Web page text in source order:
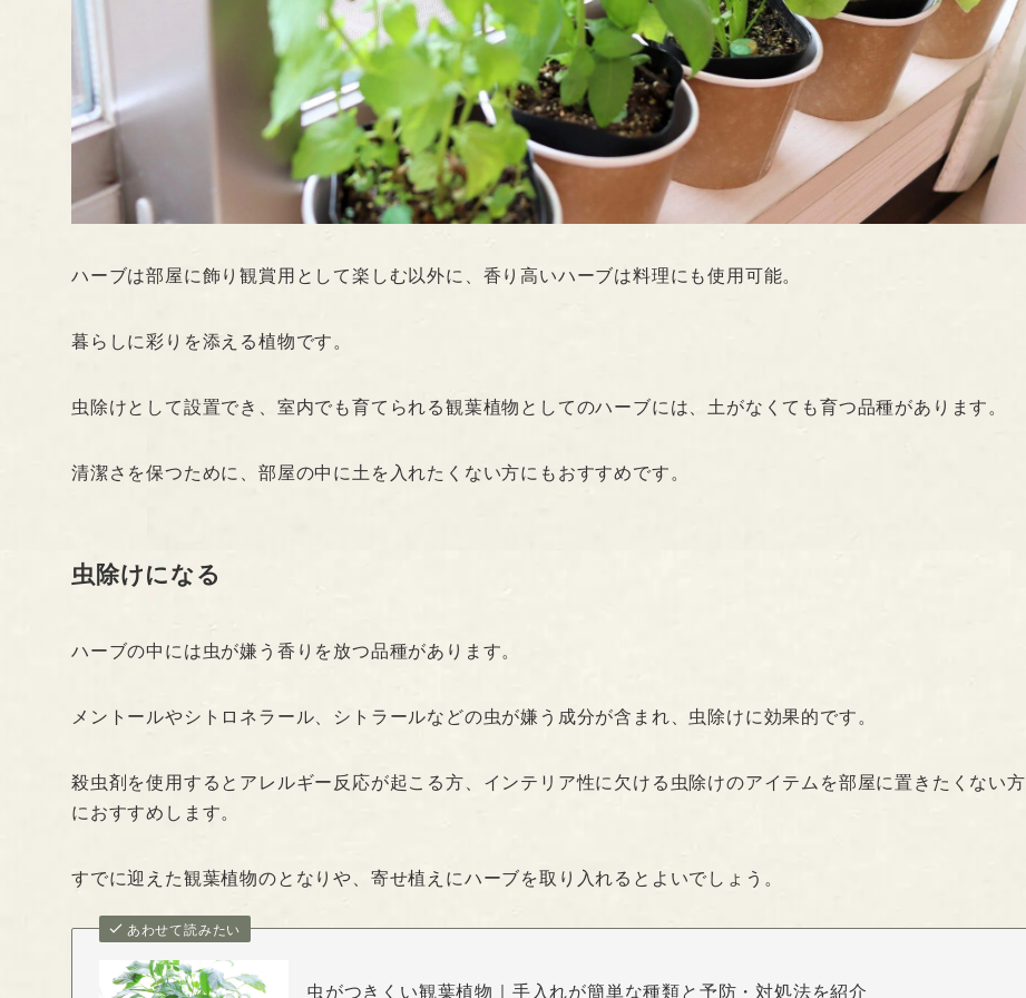
ハーブは部屋に飾り観賞用として楽しむ以外に、香り高いハーブは料理にも使用可能。
暮らしに彩りを添える植物です。
虫除けとして設置でき、室内でも育てられる観葉植物としてのハーブには、土がなくても育つ品種があります。
清潔さを保つために、部屋の中に土を入れたくない方にもおすすめです。
虫除けになる
ハーブの中には虫が嫌う香りを放つ品種があります。
メントールやシトロネラール、シトラールなどの虫が嫌う成分が含まれ、虫除けに効果的です。
殺虫剤を使用するとアレルギー反応が起こる方、インテリア性に欠ける虫除けのアイテムを部屋に置きたくない方
におすすめします。
すでに迎えた観葉植物のとなりや、寄せ植えにハーブを取り入れるとよいでしょう。
あわせて読みたい
虫がつきくい観葉植物｜手入れが簡単な種類と予防・対処法を紹介